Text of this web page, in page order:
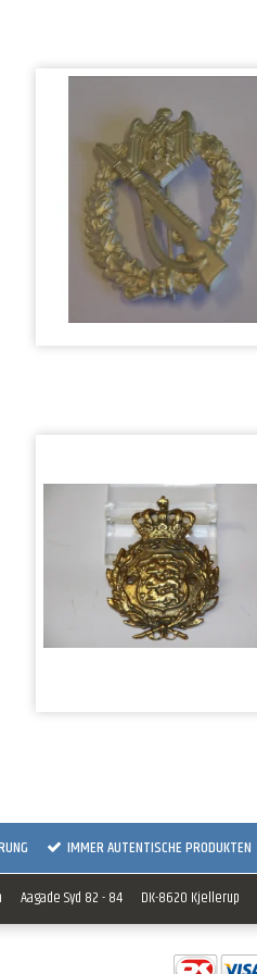
IMMER AUTENTISCHE PRODUKTEN
Aagade Syd 82 - 84 DK-8620 Kjellerup